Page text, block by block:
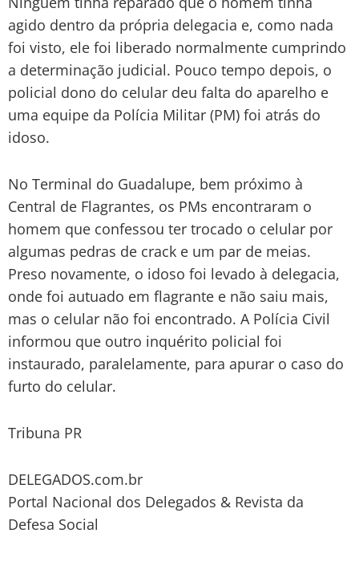
agido dentro da própria delegacia e, como nada
foi visto, ele foi liberado normalmente cumprindo
a determinação judicial. Pouco tempo depois, o
policial dono do celular deu falta do aparelho e
uma equipe da Polícia Militar (PM) foi atrás do
idoso.
No Terminal do Guadalupe, bem próximo à
Central de Flagrantes, os PMs encontraram o
homem que confessou ter trocado o celular por
algumas pedras de crack e um par de meias.
Preso novamente, o idoso foi levado à delegacia,
onde foi autuado em flagrante e não saiu mais,
mas o celular não foi encontrado. A Polícia Civil
informou que outro inquérito policial foi
instaurado, paralelamente, para apurar o caso do
furto do celular.
Tribuna PR
DELEGADOS.com.br
Portal Nacional dos Delegados & Revista da
Defesa Social